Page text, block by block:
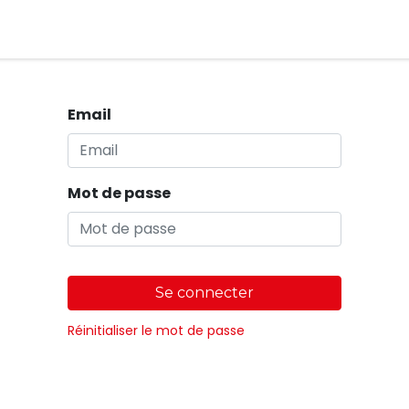
Email
Mot de passe
Se connecter
Réinitialiser le mot de passe